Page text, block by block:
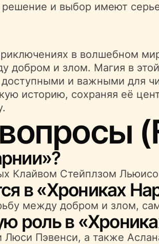
и выбор имеют
в волшебном
добром и злом. Магия в
и важными для
историю, сохраняя её
Клайвом Стейплзом
в «Хрониках
между добром и злом,
роль в
Пэвенси, а также